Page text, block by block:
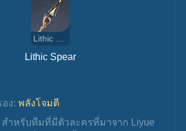
Lithic Spear
Lithic Spear
อง: พลังโจมตี
สำหรับทีมที่มีตัวละครที่มาจาก Liyue